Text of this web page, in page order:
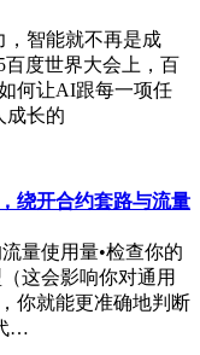
，智能就不再是成
百度世界大会上，百
何让AI跟每一项任
成长的
绕开合约套路与流量
量使用量•检查你的
这会影响你对通用
你就能更准确地判断
…